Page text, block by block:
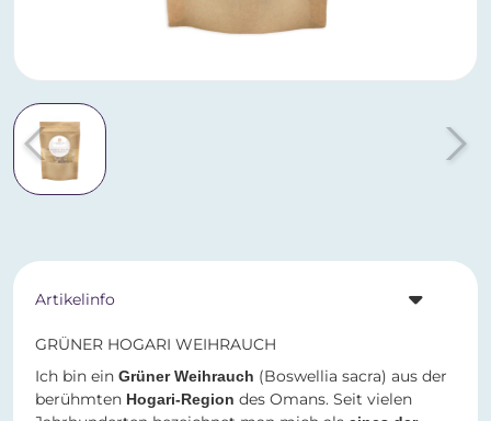
Artikelinfo
GRÜNER HOGARI WEIHRAUCH
Ich bin ein Grüner Weihrauch (Boswellia sacra) aus der
berühmten Hogari-Region des Omans. Seit vielen